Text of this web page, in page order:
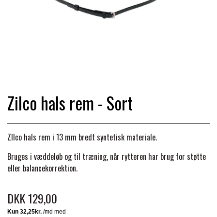
DÆKKENER & TILBEHØR
LONGERING
JAKKER & VESTE
HJELME
SIKKERHEDSVESTE
SHAMPOO & SHINER
HOVPLEJE
LÆDER & UDSTYRSPLEJE
KLIPPEMASKINER & STØVSUGERE
TRAV & GALOP
GRIMER & TRÆKTOV
SELER & TILBEHØR
HOVEDLAG & TILBEHØR
GAMSCHER & BANDAGER
PREMIER EQUINE REGN - &
OVERGANGSDÆKKEN
PREMIER EQUINE VINTERDÆKKEN
PREMIER EQUINE STALDDÆKKEN
OUTLET
BRANDS
Zilco hals rem - Sort
ZIlco hals rem i 13 mm bredt syntetisk materiale.
Bruges i væddeløb og til træning, når rytteren har brug for støtte
eller balancekorrektion.
DKK 129,00